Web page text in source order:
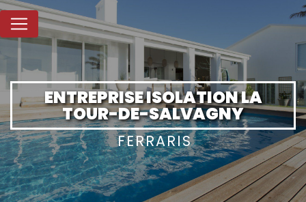
ENTREPRISE ISOLATION LA
TOUR-DE-SALVAGNY
FERRARIS
Panneau de gestion des cookies